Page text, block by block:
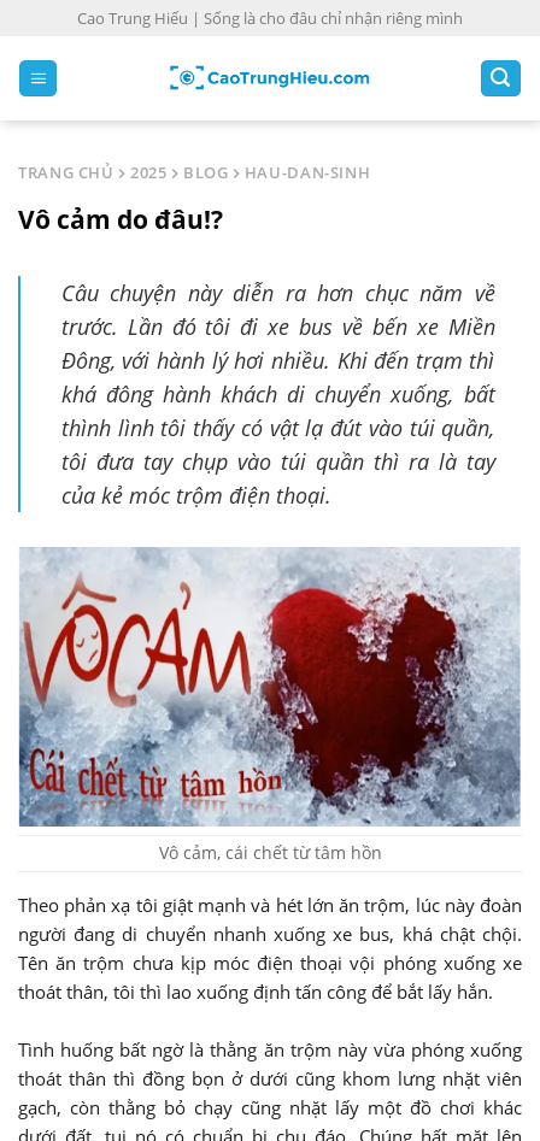
Cao Trung Hiếu | Sống là cho đâu chỉ nhận riêng mình
TRANG CHỦ 2025 BLOG HAU-DAN-SINH
Vô cảm do đâu!?
Câu chuyện này diễn ra hơn chục năm về
trước. Lần đó tôi đi xe bus về bến xe Miền
Đông, với hành lý hơi nhiều. Khi đến trạm thì
khá đông hành khách di chuyển xuống, bất
thình lình tôi thấy có vật lạ đút vào túi quần,
tôi đưa tay chụp vào túi quần thì ra là tay
của kẻ móc trộm điện thoại.
Vô cảm, cái chết từ tâm hồn
Theo phản xạ tôi giật mạnh và hét lớn ăn trộm, lúc này đoàn
người đang di chuyển nhanh xuống xe bus, khá chật chội.
Tên ăn trộm chưa kịp móc điện thoại vội phóng xuống xe
thoát thân, tôi thì lao xuống định tấn công để bắt lấy hắn.
Tình huống bất ngờ là thằng ăn trộm này vừa phóng xuống
thoát thân thì đồng bọn ở dưới cũng khom lưng nhặt viên
gạch, còn thằng bỏ chạy cũng nhặt lấy một đồ chơi khác
dưới đất, tụi nó có chuẩn bị chu đáo. Chúng hất mặt lên